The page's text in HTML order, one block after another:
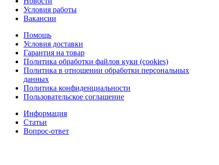
Условия работы
Вакансии
Помощь
Условия доставки
Гарантия на товар
Политика обработки файлов куки (cookies)
Политика в отношении обработки персональных
данных
Политика конфиденциальности
Пользовательское соглашение
Информация
Статьи
Вопрос-ответ